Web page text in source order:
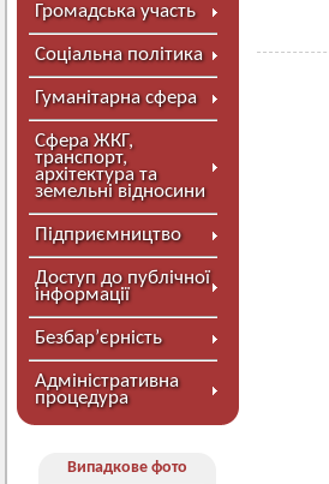
Громадська участь
Соціальна політика
Гуманітарна сфера
Сфера ЖКГ,
транспорт,
архітектура та
земельні відносини
Підприємництво
Доступ до публічної
інформації
Безбар’єрність
Адміністративна
процедура
Випадкове фото